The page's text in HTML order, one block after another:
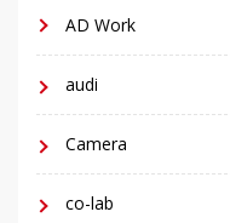
AD Work
audi
Camera
co-lab